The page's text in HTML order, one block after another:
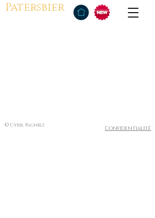
Patersbier
© Cyril Pagniez Confidentialité